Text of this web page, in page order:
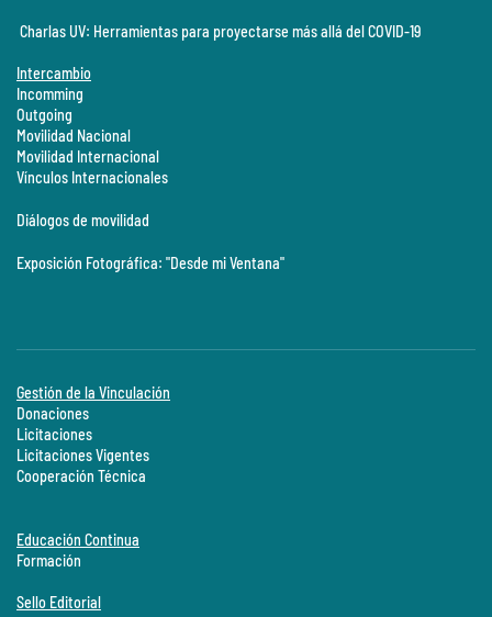
Charlas UV: Herramientas para proyectarse más allá del COVID-19
Intercambio
Incomming
Outgoing
Movilidad Nacional
Movilidad Internacional
Vínculos Internacionales
Diálogos de movilidad
Exposición Fotográfica: "Desde mi Ventana"
Gestión de la Vinculación
Donaciones
Licitaciones
Licitaciones Vigentes
Cooperación Técnica
Educación Continua
Formación
Sello Editorial